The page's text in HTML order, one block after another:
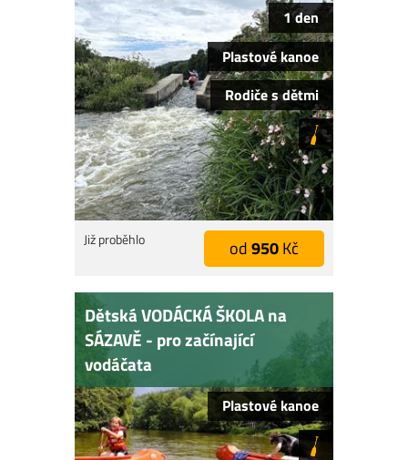
1 den
Plastové kanoe
Rodiče s dětmi
Již proběhlo od950Kč
Dětská VODÁCKÁ ŠKOLA na
SÁZAVĚ - pro začínající
vodáčata
Plastové kanoe